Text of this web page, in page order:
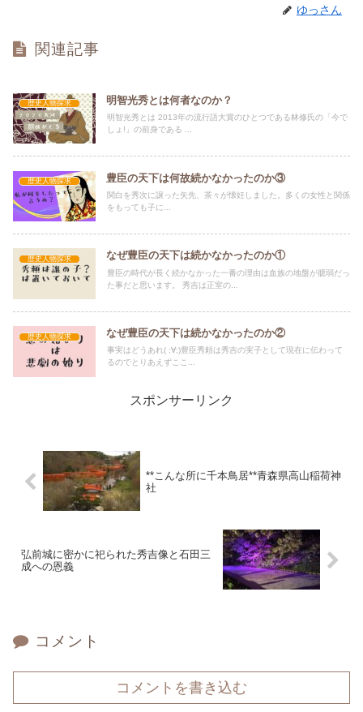
ゆっさん
関連記事
歴史人物探求 明智光秀とは何者なのか？
明智光秀とは 2013年の流行語大賞のひとつである林修氏の「今で
しょ!」の前身である ...
歴史人物探求 豊臣の天下は何故続かなかったのか③
関白を秀次に譲った矢先、茶々が懐妊しました。多くの女性と関係
をもっても子に...
歴史人物探求 なぜ豊臣の天下は続かなかったのか①
豊臣の時代が長く続かなかった一番の理由は血族の地盤が臆弱だっ
た事だと思います。 秀吉は正室の...
歴史人物探求 なぜ豊臣の天下は続かなかったのか②
事実はどうあれ( ;∀;)豊臣秀頼は秀吉の実子として現在に伝わって
るのでとりあえずここ...
スポンサーリンク
**こんな所に千本鳥居**青森県高山稲荷神
社
弘前城に密かに祀られた秀吉像と石田三
成への恩義
コメント
コメントを書き込む